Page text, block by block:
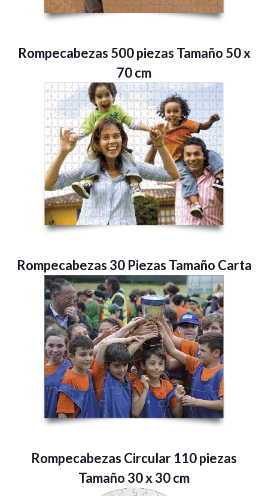
Rompecabezas 500 piezas Tamaño 50 x
70 cm
Rompecabezas 30 Piezas Tamaño Carta
Rompecabezas Circular 110 piezas
Tamaño 30 x 30 cm